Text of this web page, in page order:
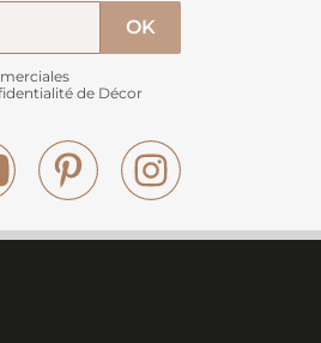
de Décor
YouTube Pinterest